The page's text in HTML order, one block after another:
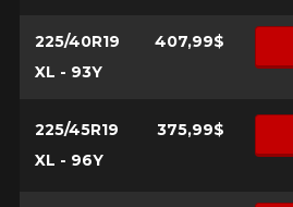
225/40R19
XL - 93Y
407,99$
225/45R19
XL - 96Y
375,99$